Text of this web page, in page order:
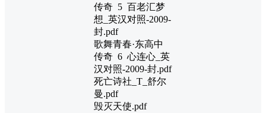
传奇 5 百老汇梦
想_英汉对照-2009-
封.pdf
歌舞青春·东高中
传奇 6 心连心_英
汉对照-2009-封.pdf
死亡诗社_T_舒尔
曼.pdf
毁灭天使.pdf